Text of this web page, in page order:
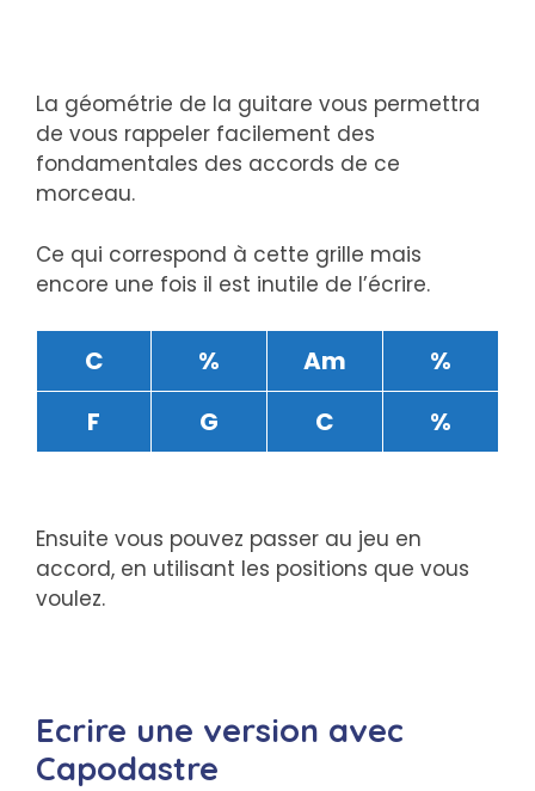
La géométrie de la guitare vous permettra
de vous rappeler facilement des
fondamentales des accords de ce
morceau.
Ce qui correspond à cette grille mais
encore une fois il est inutile de l’écrire.
C % Am
%
F
G C %
Ensuite vous pouvez passer au jeu en
accord, en utilisant les positions que vous
voulez.
Ecrire une version avec
Capodastre